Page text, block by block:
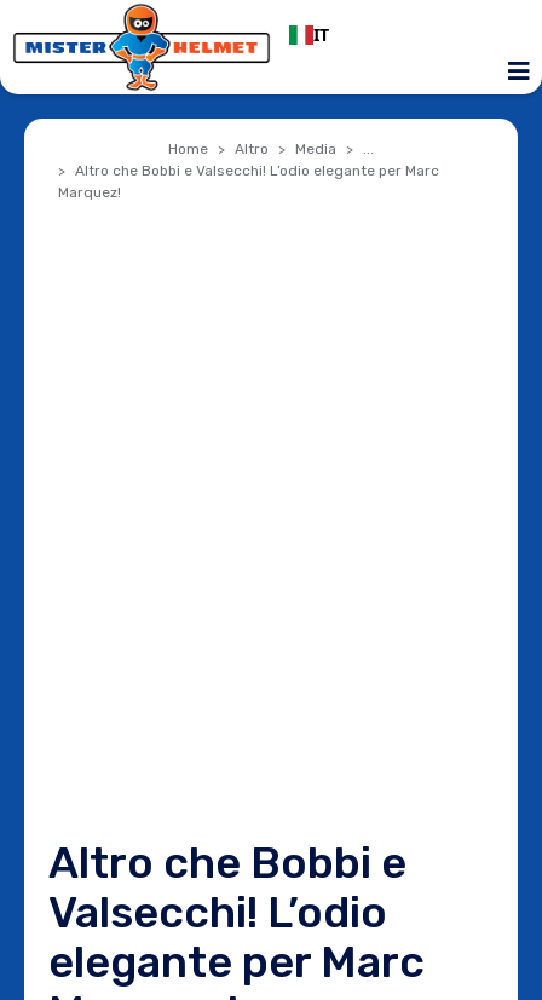
IT
Home Altro Media
...
Altro che Bobbi e Valsecchi! L’odio elegante per Marc
Marquez!
Altro che Bobbi e
Valsecchi! L’odio
elegante per Marc